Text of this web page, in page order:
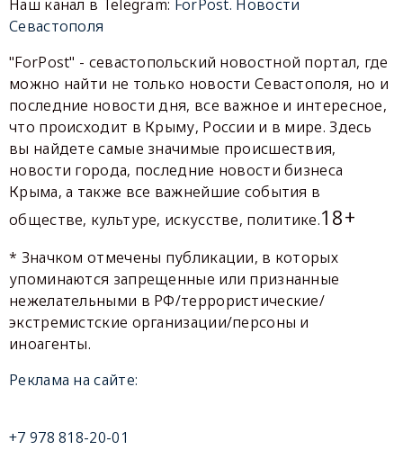
Наш канал в Telegram: ForPost. Новости
Севастополя
"ForPost" - севастопольский новостной портал, где
можно найти не только новости Севастополя, но и
последние новости дня, все важное и интересное,
что происходит в Крыму, России и в мире. Здесь
вы найдете самые значимые происшествия,
новости города, последние новости бизнеса
Крыма, а также все важнейшие события в
обществе, культуре, искусстве, политике.18+
* Значком отмечены публикации, в которых
упоминаются запрещенные или признанные
нежелательными в РФ/террористические/
экстремистские организации/персоны и
иноагенты.
Реклама на сайте:
+7 978 818-20-01